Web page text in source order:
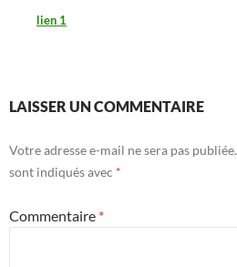
lien 1
LAISSER UN COMMENTAIRE
Votre adresse e-mail ne sera pas publiée.
sont indiqués avec *
Commentaire *